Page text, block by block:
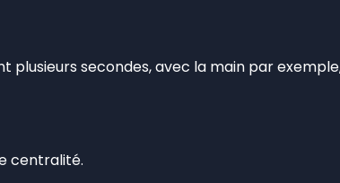
secondes, avec la main par
centralité.